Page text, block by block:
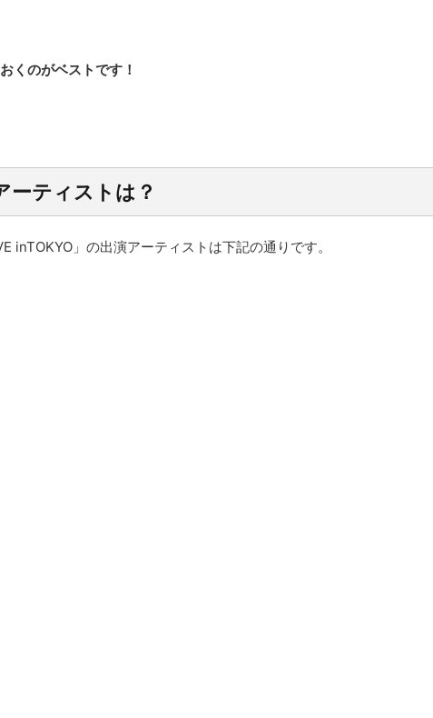
くのがベストです！
ーティストは？
inTOKYO」の出演アーティストは下記の通りです。